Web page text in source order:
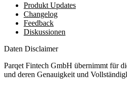
Produkt Updates
Changelog
Feedback
Diskussionen
Daten Disclaimer
Parqet Fintech GmbH übernimmt für
und deren Genauigkeit und